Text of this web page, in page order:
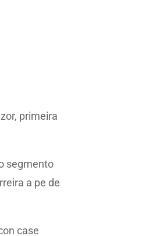
primeira
segmento
a pe de
case